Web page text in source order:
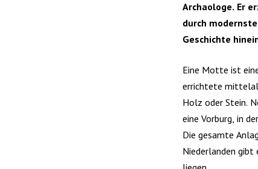
Archaologe. Er
durch
Geschichte
Eine Motte ist
errichtete
Holz oder Stein.
eine Vorburg, in
Die gesamte
Niederlanden gibt